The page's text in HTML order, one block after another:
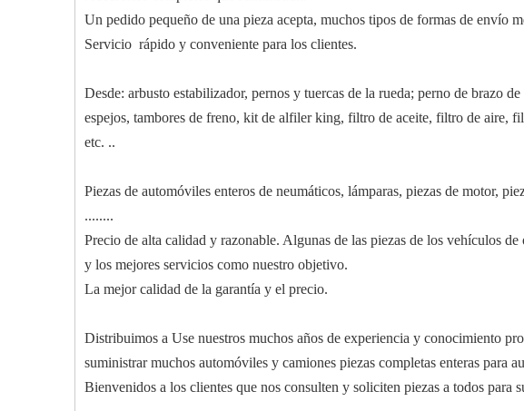
Un pedido pequeño de una pieza acepta, muchos tipos de formas de envío
Servicio rápido y conveniente para los clientes.
Desde: arbusto estabilizador, pernos y tuercas de la rueda; perno de brazo
espejos, tambores de freno, kit de alfiler king, filtro de aceite, filtro de aire,
etc. ..
Piezas de automóviles enteros de neumáticos, lámparas, piezas de motor,
........
Precio de alta calidad y razonable. Algunas de las piezas de los vehículos
y los mejores servicios como nuestro objetivo.
La mejor calidad de la garantía y el precio.
Distribuimos a Use nuestros muchos años de experiencia y conocimiento
suministrar muchos automóviles y camiones piezas completas enteras para
Bienvenidos a los clientes que nos consulten y soliciten piezas a todos